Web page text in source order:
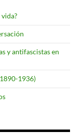
y antifascistas en
1936)